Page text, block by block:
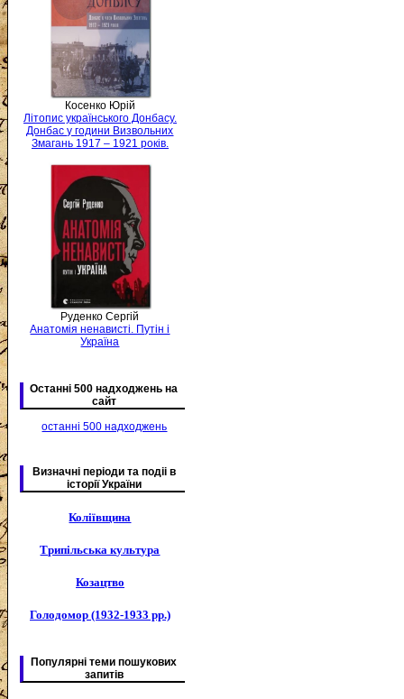
Косенко Юрій
Літопис українського Донбасу.
Донбас у години Визвольних
Змагань 1917 – 1921 років.
Руденко Сергій
Анатомія ненависті. Путін і
Україна
Останні 500 надходжень на
сайт
останні 500 надходжень
Визначні періоди та подіі в
історії України
Коліївщина
Трипільська культура
Козацтво
Голодомор (1932-1933 рр.)
Популярні теми пошукових
запитів